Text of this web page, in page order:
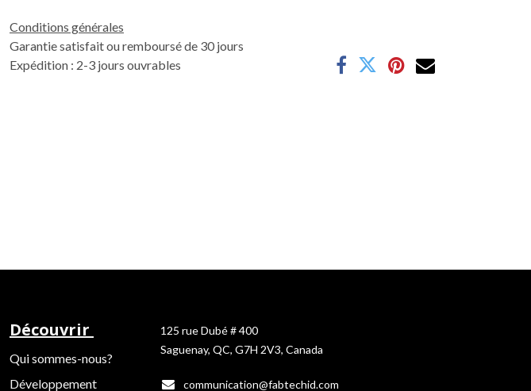
Conditions générales
Garantie satisfait ou remboursé de 30 jours
Expédition : 2-3 jours ouvrables
Découvrir
Qui sommes-nous?
Développement
125 rue Dubé # 400
Saguenay, QC, G7H 2V3, Canada
communication@fabtechid.com